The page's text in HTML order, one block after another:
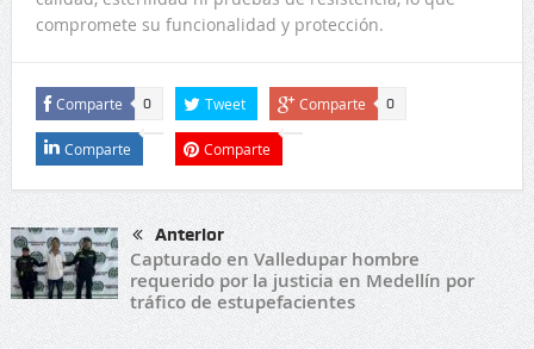
compromete su funcionalidad y protección.
Comparte 0 Tweet Comparte 0
Comparte Comparte
Anterior
Capturado en Valledupar hombre
requerido por la justicia en Medellín por
tráfico de estupefacientes